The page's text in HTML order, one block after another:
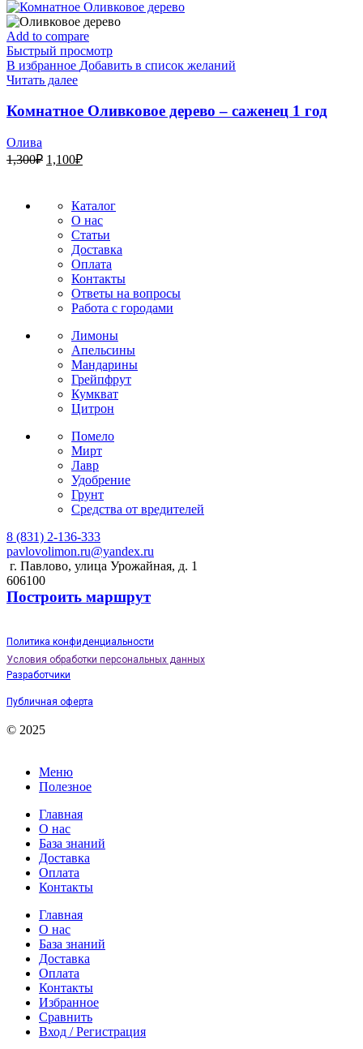
Add to compare
Быстрый просмотр
В избранное Добавить в список желаний
Читать далее
Комнатное Оливковое дерево – саженец 1 год
Олива
1,300₽ Первоначальная
1,300₽.
1,100₽Текущая
Каталог
О нас
Статьи
Доставка
Оплата
Контакты
Ответы на вопросы
Работа с городами
Лимоны
Апельсины
Мандарины
Грейпфрут
Кумкват
Цитрон
Помело
Мирт
Лавр
Удобрение
Грунт
Средства от вредителей
8 (831) 2-136-333
pavlovolimon.ru@yandex.ru
г. Павлово, улица Урожайная, д. 1
606100
Построить маршрут
Политика конфиденциальности
Условия обработки персональных данных
Разработчики
Публичная оферта
© 2025
Меню
Полезное
Главная
О нас
База знаний
Доставка
Оплата
Контакты
Главная
О нас
База знаний
Доставка
Оплата
Контакты
Избранное
Сравнить
Вход / Регистрация